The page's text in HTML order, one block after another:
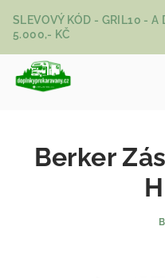
SLEVOVÝ KÓD - GRIL10 - A
5.000,- KČ
Berker